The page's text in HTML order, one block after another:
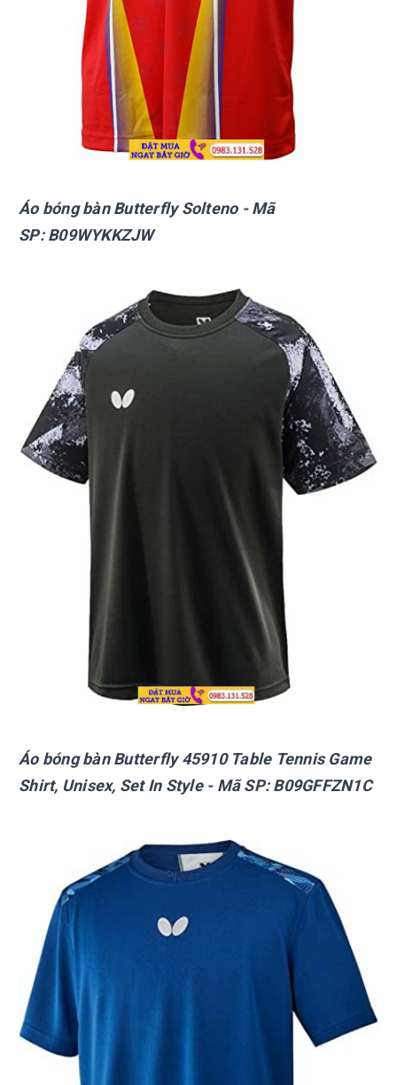
Áo bóng bàn ButterflySolteno- Mã
SP:B09WYKKZJW
Áo bóng bàn Butterfly45910 Table Tennis Game
Shirt, Unisex, Set In Style- Mã SP:B09GFFZN1C